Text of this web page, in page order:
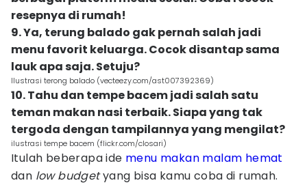
resepnya di rumah!
9. Ya, terung balado gak pernah salah jadi
menu favorit keluarga. Cocok disantap sama
lauk apa saja. Setuju?
Ilustrasi terong balado (vecteezy.com/ast007392369)
10. Tahu dan tempe bacem jadi salah satu
teman makan nasi terbaik. Siapa yang tak
tergoda dengan tampilannya yang mengilat?
ilustrasi tempe bacem (flickr.com/closari)
Itulah beberapa ide menu makan malam hemat
dan low budgetyang bisa kamu coba di rumah.